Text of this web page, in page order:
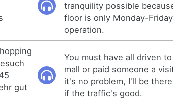
tranquility possible
floor is only Monday-
operation.
gut
You must have all driven
mall or paid someone a
it's no problem, I'll be
if the traffic's good.